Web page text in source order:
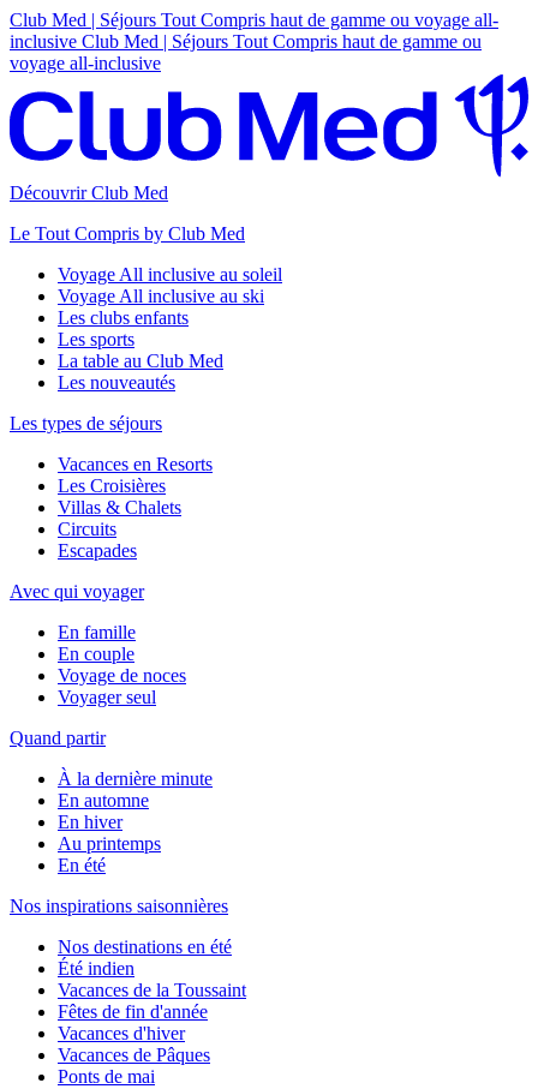
Club Med | Séjours Tout Compris haut de gamme ou voyage all-
inclusive Club Med | Séjours Tout Compris haut de gamme ou
voyage all-inclusive
Découvrir Club Med
Le Tout Compris by Club Med
Voyage All inclusive au soleil
Voyage All inclusive au ski
Les clubs enfants
Les sports
La table au Club Med
Les nouveautés
Les types de séjours
Vacances en Resorts
Les Croisières
Villas & Chalets
Circuits
Escapades
Avec qui voyager
En famille
En couple
Voyage de noces
Voyager seul
Quand partir
À la dernière minute
En automne
En hiver
Au printemps
En été
Nos inspirations saisonnières
Nos destinations en été
Été indien
Vacances de la Toussaint
Fêtes de fin d'année
Vacances d'hiver
Vacances de Pâques
Ponts de mai